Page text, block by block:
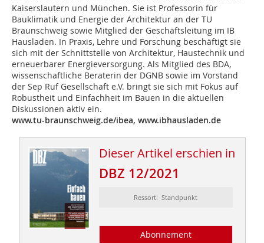
Kaiserslautern und München. Sie ist Professorin für
Bauklimatik und Energie der Architektur an der TU
Braunschweig sowie Mitglied der Geschäftsleitung im IB
Hausladen. In Praxis, Lehre und Forschung beschäftigt sie
sich mit der Schnittstelle von Architektur, Haustechnik und
erneuerbarer Energiever­sorgung. Als Mitglied des BDA,
wissenschaftliche Beraterin der DGNB­ ­sowie im Vorstand
der Sep Ruf Gesellschaft e.V. bringt sie sich mit Fokus auf
Robustheit und Einfachheit im Bauen in die aktuellen
Diskussionen ­aktiv ein.
www.tu-braunschweig.de/ibea, www.ibhausladen.de
Dieser Artikel erschien in
DBZ 12/2021
Ressort: Standpunkt
Abonnement